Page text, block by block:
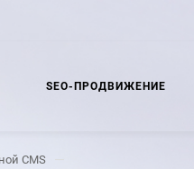
SEO-ПРОДВИЖЕНИЕ
CMS